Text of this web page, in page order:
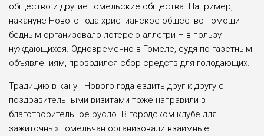
общество и другие гомельские общества. Например,
накануне Нового года христианское общество помощи
бедным организовало лотерею-аллегри – в пользу
нуждающихся. Одновременно в Гомеле, судя по газетным
объявлениям, проводился сбор средств для голодающих.
Традицию в канун Нового года ездить друг к другу с
поздравительными визитами тоже направили в
благотворительное русло. В городском клубе для
зажиточных гомельчан организовали взаимные